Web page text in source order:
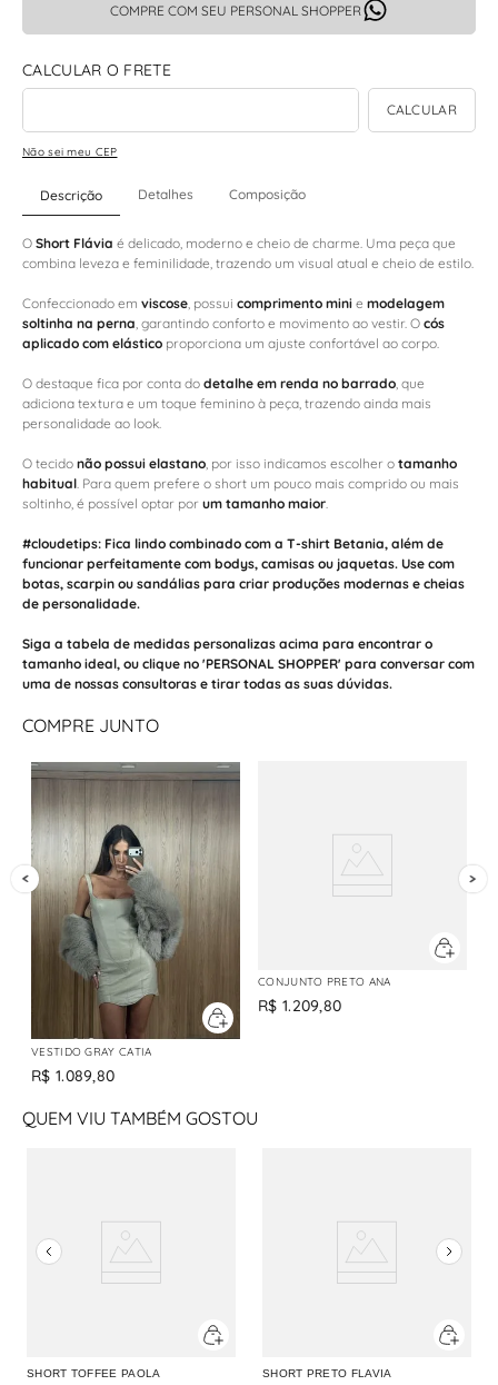
COMPRE COM SEU PERSONAL SHOPPER
Não sei meu CEP
Descrição Detalhes Composição
O Short Flávia é delicado, moderno e cheio de charme. Uma peça que
combina leveza e feminilidade, trazendo um visual atual e cheio de estilo.
Confeccionado em viscose, possui comprimento mini e modelagem
soltinha na perna, garantindo conforto e movimento ao vestir. O cós
aplicado com elástico proporciona um ajuste confortável ao corpo.
O destaque fica por conta do detalhe em renda no barrado, que
adiciona textura e um toque feminino à peça, trazendo ainda mais
personalidade ao look.
O tecido não possui elastano, por isso indicamos escolher o tamanho
habitual. Para quem prefere o short um pouco mais comprido ou mais
soltinho, é possível optar por um tamanho maior.
#cloudetips: Fica lindo combinado com a T-shirt Betania, além de
funcionar perfeitamente com bodys, camisas ou jaquetas. Use com
botas, scarpin ou sandálias para criar produções modernas e cheias
de personalidade.
Siga a tabela de medidas personalizas acima para encontrar o
tamanho ideal, ou clique no 'PERSONAL SHOPPER' para conversar com
uma de nossas consultoras e tirar todas as suas dúvidas.
COMPRE JUNTO
VESTIDO GRAY CATIA
R$ 1.089,80
CONJUNTO PRETO ANA
R$ 1.209,80
QUEM VIU TAMBÉM GOSTOU
SHORT TOFFEE PAOLA SHORT PRETO FLAVIA